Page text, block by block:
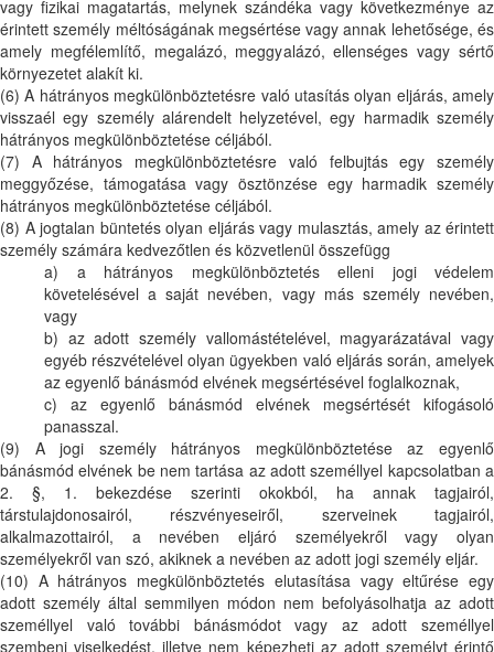
vagy fizikai magatartás, melynek szándéka vagy következménye az
érintett személy méltóságának megsértése vagy annak lehetősége, és
amely megfélemlítő, megalázó, meggyalázó, ellenséges vagy sértő
környezetet alakít ki.
(6) A hátrányos megkülönböztetésre való utasítás olyan eljárás, amely
visszaél egy személy alárendelt helyzetével, egy harmadik személy
hátrányos megkülönböztetése céljából.
(7) A hátrányos megkülönböztetésre való felbujtás egy személy
meggyőzése, támogatása vagy ösztönzése egy harmadik személy
hátrányos megkülönböztetése céljából.
(8) A jogtalan büntetés olyan eljárás vagy mulasztás, amely az érintett
személy számára kedvezőtlen és közvetlenül összefügg
a) a hátrányos megkülönböztetés elleni jogi védelem
követelésével a saját nevében, vagy más személy nevében,
vagy
b) az adott személy vallomástételével, magyarázatával vagy
egyéb részvételével olyan ügyekben való eljárás során, amelyek
az egyenlő bánásmód elvének megsértésével foglalkoznak,
c) az egyenlő bánásmód elvének megsértését kifogásoló
panasszal.
(9) A jogi személy hátrányos megkülönböztetése az egyenlő
bánásmód elvének be nem tartása az adott személlyel kapcsolatban a
2. §, 1. bekezdése szerinti okokból, ha annak tagjairól,
társtulajdonosairól, részvényeseiről, szerveinek tagjairól,
alkalmazottairól, a nevében eljáró személyekről vagy olyan
személyekről van szó, akiknek a nevében az adott jogi személy eljár.
(10) A hátrányos megkülönböztetés elutasítása vagy eltűrése egy
adott személy által semmilyen módon nem befolyásolhatja az adott
személlyel való további bánásmódot vagy az adott személlyel
szembeni viselkedést, illetve nem képezheti az adott személyt érintő